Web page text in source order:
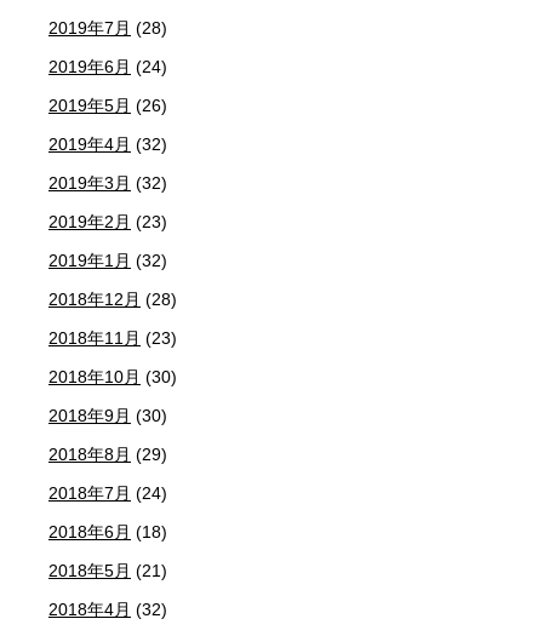
2019年7月 (28)
2019年6月 (24)
2019年5月 (26)
2019年4月 (32)
2019年3月 (32)
2019年2月 (23)
2019年1月 (32)
2018年12月 (28)
2018年11月 (23)
2018年10月 (30)
2018年9月 (30)
2018年8月 (29)
2018年7月 (24)
2018年6月 (18)
2018年5月 (21)
2018年4月 (32)